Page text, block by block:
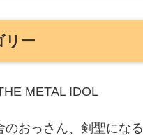
リー
METAL IDOL
のおっさん、剣聖になる